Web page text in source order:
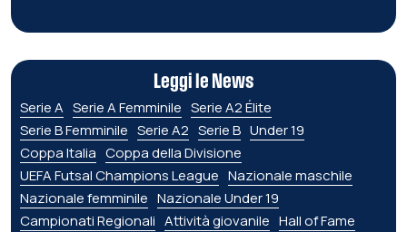
Leggi le News
Serie A Serie A Femminile Serie A2 Élite
Serie B Femminile Serie A2 Serie B Under 19
Coppa Italia Coppa della Divisione
UEFA Futsal Champions League Nazionale maschile
Nazionale femminile Nazionale Under 19
Campionati Regionali Attività giovanile Hall of Fame